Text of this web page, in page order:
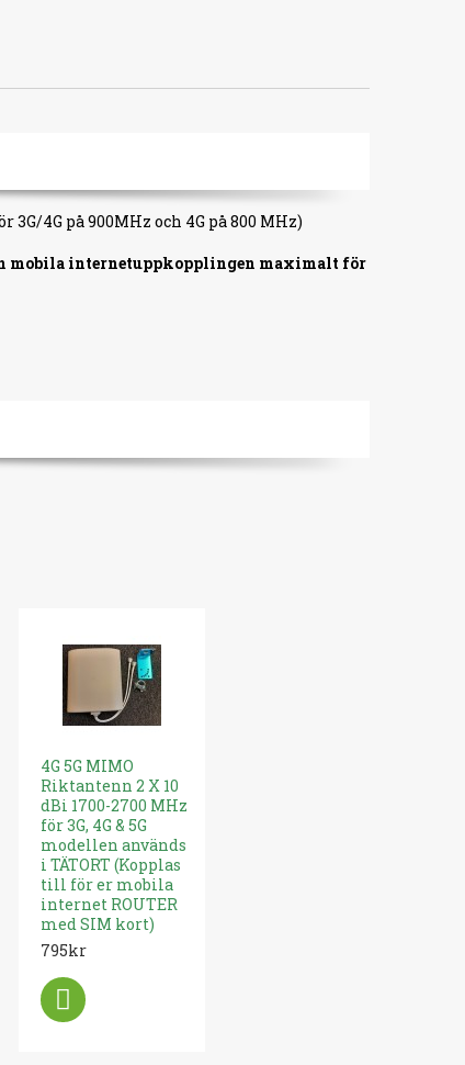
3G/4G på 900MHz och 4G på 800 MHz)
mobila internetuppkopplingen maximalt för
4G 5G MIMO
Riktantenn 2 X 10
dBi 1700-2700 MHz
för 3G, 4G & 5G
modellen används
i TÄTORT (Kopplas
till för er mobila
internet ROUTER
med SIM kort)
795kr